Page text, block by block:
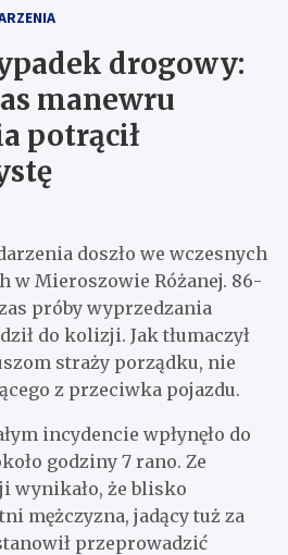
drogowy:
manewru
potrącił
doszło we wczesnych
w Mieroszowie Różanej. 86-
próby wyprzedzania
do kolizji. Jak tłumaczył
straży porządku, nie
z przeciwka pojazdu.
incydencie wpłynęło do
godziny 7 rano. Ze
wynikało, że blisko
mężczyzna, jadący tuż za
przeprowadzić